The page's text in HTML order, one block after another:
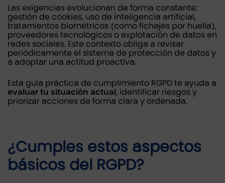
Las exigencias evolucionan de forma constante:
gestión de cookies, uso de inteligencia artificial,
tratamientos biométricos (como fichajes por huella),
proveedores tecnológicos o explotación de datos en
redes sociales. Este contexto obliga a revisar
periódicamente el sistema de protección de datos y
a adoptar una actitud proactiva.
Esta guía práctica de cumplimiento RGPD te ayuda a
evaluar tu situación actual, identificar riesgos y
priorizar acciones de forma clara y ordenada.
¿Cumples estos aspectos
básicos del RGPD?